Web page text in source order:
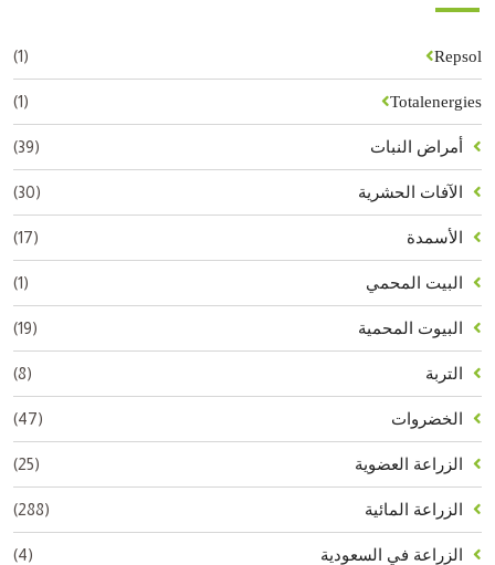
Repsol
(1)
Totalenergies
(1)
أمراض النبات (39)
الآفات الحشرية (30)
الأسمدة (17)
البيت المحمي (1)
البيوت المحمية (19)
التربة (8)
الخضروات (47)
الزراعة العضوية (25)
الزراعة المائية (288)
الزراعة في السعودية (4)